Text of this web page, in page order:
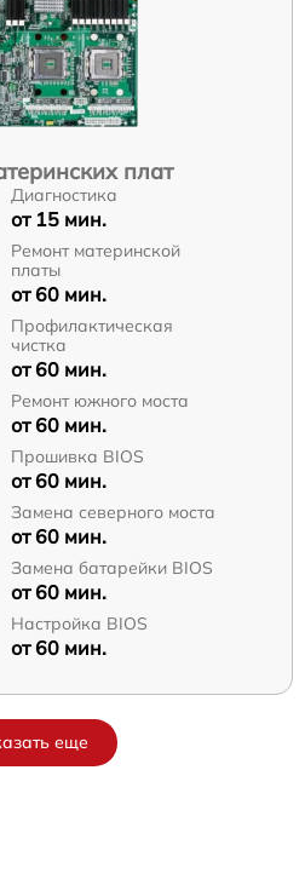
плат
Диагностика
от 15 мин.
Ремонт материнской
платы
от 60 мин.
Профилактическая
чистка
от 60 мин.
Ремонт южного моста
от 60 мин.
Прошивка BIOS
от 60 мин.
Замена северного моста
от 60 мин.
Замена батарейки BIOS
от 60 мин.
Настройка BIOS
от 60 мин.
еще